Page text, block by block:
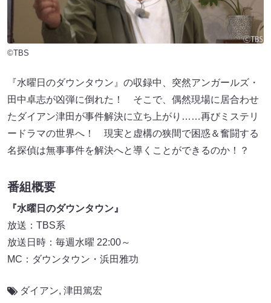
©TBS
『水曜日のダウンタウン』の収録中、突然アンガールズ・
田中卓志が凶弾に倒れた！ そこで、偶然現場に居合わせ
たダイアン津田が事件解決に立ち上がり……再びミステリ
ードラマの世界へ！ 現実と虚構の狭間で困惑＆奮闘する
名探偵は無事事件を解決へと導くことができるのか！？
番組概要
『水曜日のダウンタウン』
放送：TBS系
放送日時：毎週水曜 22:00～
MC：ダウンタウン・浜田雅功
ダイアン, 津田篤宏